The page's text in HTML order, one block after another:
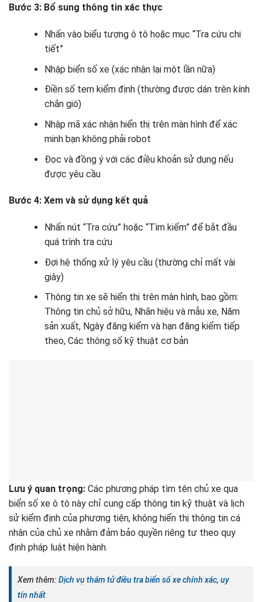
Bước 3: Bổ sung thông tin xác thực
Nhấn vào biểu tượng ô tô hoặc mục “Tra cứu chi
tiết”
Nhập biển số xe (xác nhận lại một lần nữa)
Điền số tem kiểm định (thường được dán trên kính
chắn gió)
Nhập mã xác nhận hiển thị trên màn hình để xác
minh bạn không phải robot
Đọc và đồng ý với các điều khoản sử dụng nếu
được yêu cầu
Bước 4: Xem và sử dụng kết quả
Nhấn nút “Tra cứu” hoặc “Tìm kiếm” để bắt đầu
quá trình tra cứu
Đợi hệ thống xử lý yêu cầu (thường chỉ mất vài
giây)
Thông tin xe sẽ hiển thị trên màn hình, bao gồm:
Thông tin chủ sở hữu, Nhãn hiệu và mẫu xe, Năm
sản xuất, Ngày đăng kiểm và hạn đăng kiểm tiếp
theo, Các thông số kỹ thuật cơ bản
Lưu ý quan trọng: Các phương pháp tìm tên chủ xe qua
biển số xe ô tô này chỉ cung cấp thông tin kỹ thuật và lịch
sử kiểm định của phương tiện, không hiển thị thông tin cá
nhân của chủ xe nhằm đảm bảo quyền riêng tư theo quy
định pháp luật hiện hành.
Xem thêm: Dịch vụ thám tử điều tra biển số xe chính xác, uy
tín nhất